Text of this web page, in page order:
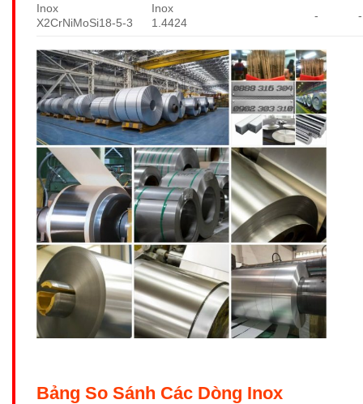
Inox
X2CrNiMoSi18-5-3
Inox
1.4424
- -
Bảng So Sánh Các Dòng Inox